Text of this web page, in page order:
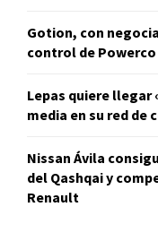
Gotion, con
control de
Lepas quiere llegar
media en su red de
Nissan Ávila
del Qashqai y
Renault